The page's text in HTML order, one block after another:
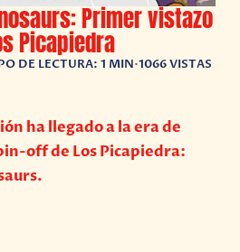
Primer vistazo
Picapiedra
DE LECTURA: 1 MIN•1066 VISTAS
ha llegado a la era de
off de Los Picapiedra: